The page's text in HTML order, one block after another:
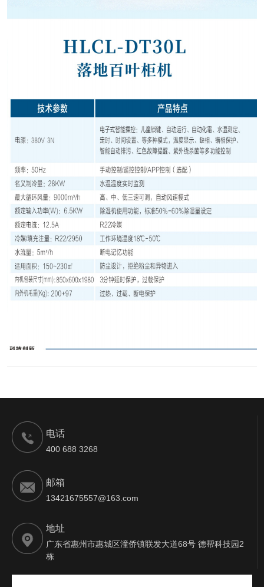
电话
400 688 3268
邮箱
13421675557@163.com
地址
广东省惠州市惠城区潼侨镇联发大道68号 德帮科技园2
栋